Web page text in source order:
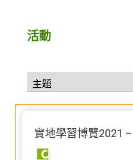
活動
實地學習博覽2021